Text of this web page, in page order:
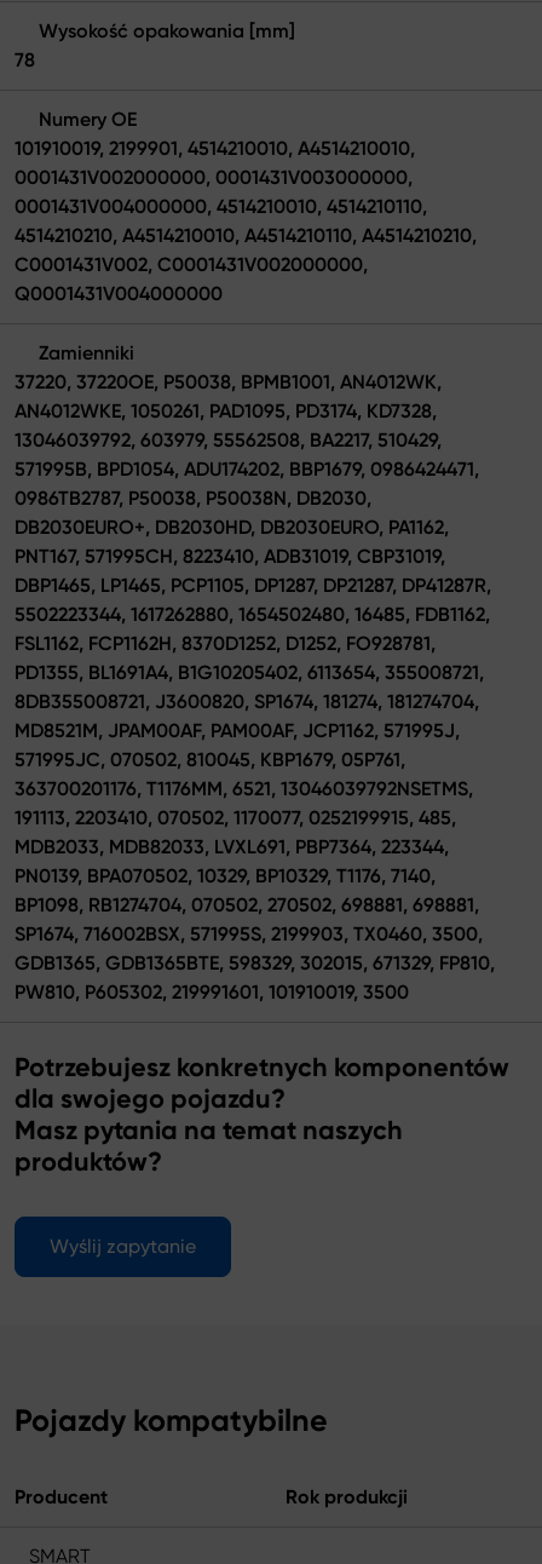
Wysokość opakowania [mm]
78
Numery OE
101910019, 2199901, 4514210010, A4514210010,
0001431V002000000, 0001431V003000000,
0001431V004000000, 4514210010, 4514210110,
4514210210, A4514210010, A4514210110, A4514210210,
C0001431V002, C0001431V002000000,
Q0001431V004000000
Zamienniki
37220, 37220OE, P50038, BPMB1001, AN4012WK,
AN4012WKE, 1050261, PAD1095, PD3174, KD7328,
13046039792, 603979, 55562508, BA2217, 510429,
571995B, BPD1054, ADU174202, BBP1679, 0986424471,
0986TB2787, P50038, P50038N, DB2030,
DB2030EURO+, DB2030HD, DB2030EURO, PA1162,
PNT167, 571995CH, 8223410, ADB31019, CBP31019,
DBP1465, LP1465, PCP1105, DP1287, DP21287, DP41287R,
5502223344, 1617262880, 1654502480, 16485, FDB1162,
FSL1162, FCP1162H, 8370D1252, D1252, FO928781,
PD1355, BL1691A4, B1G10205402, 6113654, 355008721,
8DB355008721, J3600820, SP1674, 181274, 181274704,
MD8521M, JPAM00AF, PAM00AF, JCP1162, 571995J,
571995JC, 070502, 810045, KBP1679, 05P761,
363700201176, T1176MM, 6521, 13046039792NSETMS,
191113, 2203410, 070502, 1170077, 0252199915, 485,
MDB2033, MDB82033, LVXL691, PBP7364, 223344,
PN0139, BPA070502, 10329, BP10329, T1176, 7140,
BP1098, RB1274704, 070502, 270502, 698881, 698881,
SP1674, 716002BSX, 571995S, 2199903, TX0460, 3500,
GDB1365, GDB1365BTE, 598329, 302015, 671329, FP810,
PW810, P605302, 219991601, 101910019, 3500
Potrzebujesz konkretnych komponentów
dla swojego pojazdu?
Masz pytania na temat naszych
produktów?
Wyślij zapytanie
Pojazdy kompatybilne
Producent Rok produkcji
SMART